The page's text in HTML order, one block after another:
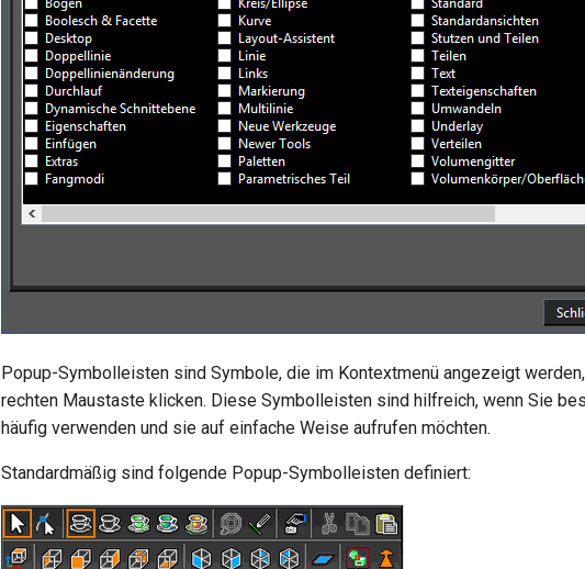
Popup-Symbolleisten sind Symbole, die im Kontextmenü angezeigt
rechten Maustaste klicken. Diese Symbolleisten sind hilfreich, wenn Sie
häufig verwenden und sie auf einfache Weise aufrufen möchten.
Standardmäßig sind folgende Popup-Symbolleisten definiert: